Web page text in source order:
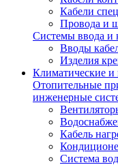
Кабели
Провода и
Системы ввода и
Вводы
Изделия
Климатические
Отопительные
инженерные
Кабель
Система